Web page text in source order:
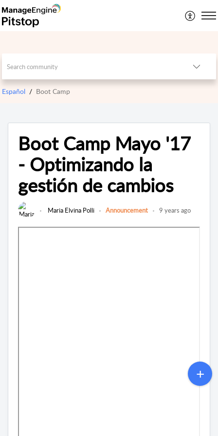
Español Boot Camp
Boot Camp Mayo '17
- Optimizando la
gestión de cambios
Maria Elvina Polli Announcement 9 years ago